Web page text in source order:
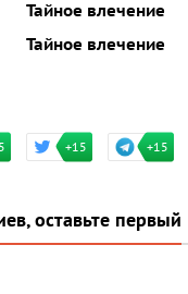
Тайное влечение
Тайное влечение
+15 +15
оставьте первый